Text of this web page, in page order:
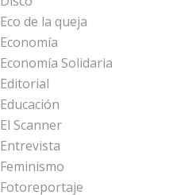
Eco de la queja
Economía
Economía Solidaria
Editorial
Educación
El Scanner
Entrevista
Feminismo
Fotoreportaje